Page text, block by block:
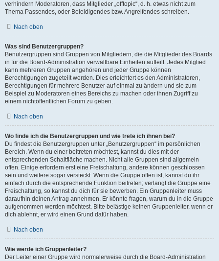
verhindern Moderatoren, dass Mitglieder „offtopic“, d. h. etwas nicht zum
Thema Passendes, oder Beleidigendes bzw. Angreifendes schreiben.
Nach oben
Was sind Benutzergruppen?
Benutzergruppen sind Gruppen von Mitgliedern, die die Mitglieder des Boards
in für die Board-Administration verwaltbare Einheiten aufteilt. Jedes Mitglied
kann mehreren Gruppen angehören und jeder Gruppe können
Berechtigungen zugeteilt werden. Dies erleichtert es den Administratoren,
Berechtigungen für mehrere Benutzer auf einmal zu ändern und sie zum
Beispiel zu Moderatoren eines Bereichs zu machen oder ihnen Zugriff zu
einem nichtöffentlichen Forum zu geben.
Nach oben
Wo finde ich die Benutzergruppen und wie trete ich ihnen bei?
Du findest die Benutzergruppen unter „Benutzergruppen“ im persönlichen
Bereich. Wenn du einer beitreten möchtest, kannst du dies mit der
entsprechenden Schaltfläche machen. Nicht alle Gruppen sind allgemein
offen. Einige erfordern erst eine Freischaltung, andere können geschlossen
sein und weitere sogar versteckt. Wenn die Gruppe offen ist, kannst du ihr
einfach durch die entsprechende Funktion beitreten; verlangt die Gruppe eine
Freischaltung, so kannst du dich für sie bewerben. Ein Gruppenleiter muss
daraufhin deinen Antrag annehmen. Er könnte fragen, warum du in die Gruppe
aufgenommen werden möchtest. Bitte belästige keinen Gruppenleiter, wenn er
dich ablehnt, er wird einen Grund dafür haben.
Nach oben
Wie werde ich Gruppenleiter?
Der Leiter einer Gruppe wird normalerweise durch die Board-Administration